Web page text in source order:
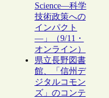
Science―科学
技術政策への
インパクト
―」（9/11・
オンライン）
県立長野図書
館、「信州デ
ジタルコモン
ズ」のコンテ